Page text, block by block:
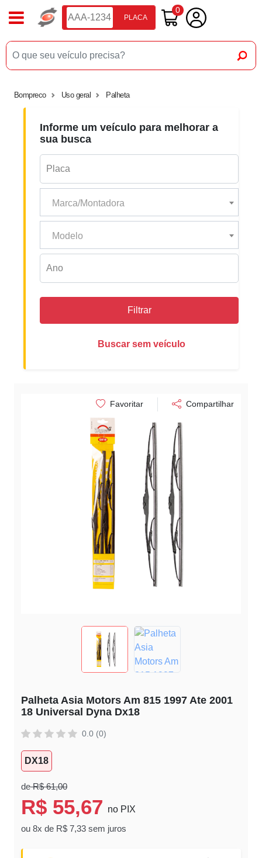
PLACA
0
Bompreco Uso geral Palheta
Informe um veículo para melhorar a
sua busca
Marca/Montadora
Modelo
Filtrar
Buscar sem veículo
Favoritar Compartilhar
Palheta Asia Motors Am 815 1997 Ate 2001
18 Universal Dyna Dx18
0.0 (0)
DX18
deR$ 61,00
R$ 55,67 no PIX
ou 8x de R$ 7,33 sem juros